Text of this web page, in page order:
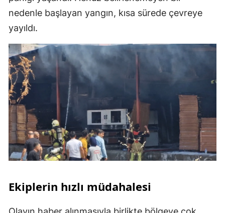
nedenle başlayan yangın, kısa sürede çevreye
yayıldı.
Ekiplerin hızlı müdahalesi